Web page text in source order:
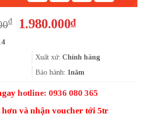
₫
Giá
3.302.500₫.
1.980.000₫Giá
là:
1.980.000₫.
Xuất xứ: Chính hãng
Bảo hành: 1năm
hotline: 0936 080 365
hơn và nhận voucher tới 5tr